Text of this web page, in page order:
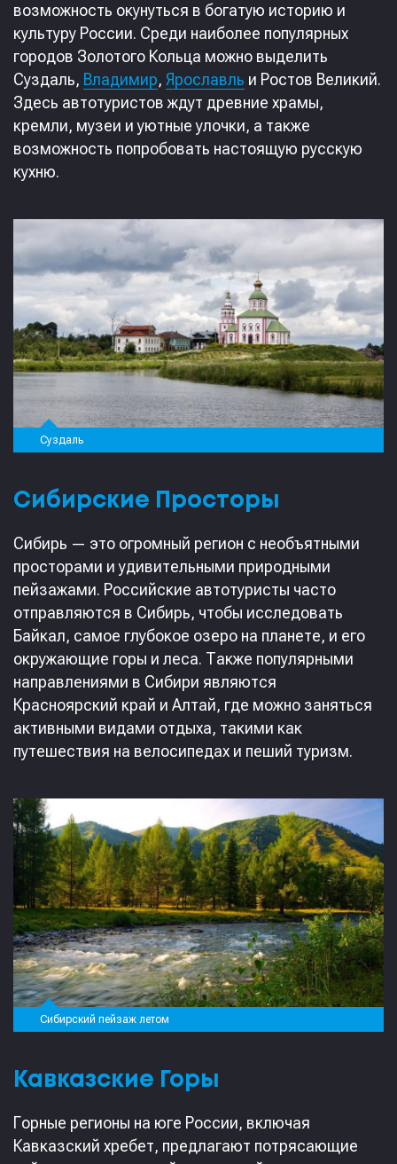
возможность окунуться в богатую историю и
культуру России. Среди наиболее популярных
городов Золотого Кольца можно выделить
Суздаль, Владимир, Ярославль и Ростов Великий.
Здесь автотуристов ждут древние храмы,
кремли, музеи и уютные улочки, а также
возможность попробовать настоящую русскую
кухню.
Суздаль
Сибирские Просторы
Сибирь — это огромный регион с необъятными
просторами и удивительными природными
пейзажами. Российские автотуристы часто
отправляются в Сибирь, чтобы исследовать
Байкал, самое глубокое озеро на планете, и его
окружающие горы и леса. Также популярными
направлениями в Сибири являются
Красноярский край и Алтай, где можно заняться
активными видами отдыха, такими как
путешествия на велосипедах и пеший туризм.
Сибирский пейзаж летом
Кавказские Горы
Горные регионы на юге России, включая
Кавказский хребет, предлагают потрясающие